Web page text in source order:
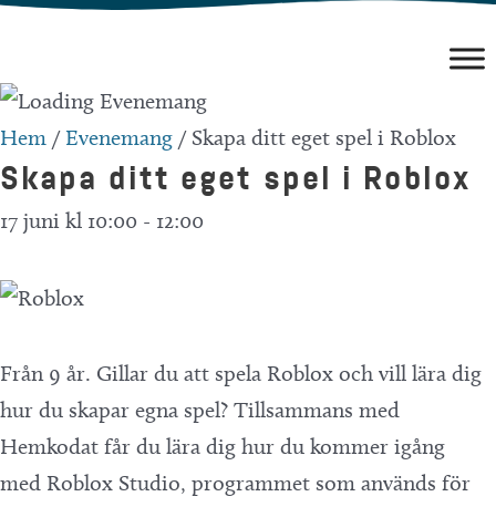
Hoppa
innehåll
Hem /Evenemang / Skapa ditt eget spel i Roblox
Skapa ditt eget spel i Roblox
17 juni kl 10:00 - 12:00
Från 9 år. Gillar du att spela Roblox och vill lära dig
hur du skapar egna spel? Tillsammans med
Hemkodat får du lära dig hur du kommer igång
med Roblox Studio, programmet som används för